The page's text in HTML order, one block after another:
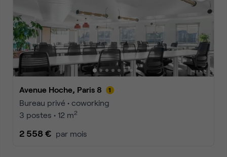
Avenue Hoche, Paris 8
Bureau privé • coworking
3 postes • 12 m2
2 558 € par mois